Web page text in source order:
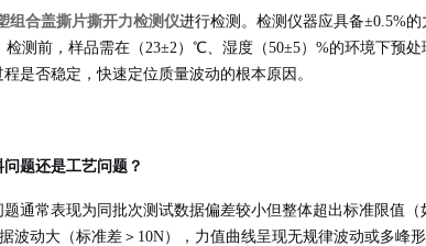
组合盖撕片撕开力检测仪进行检测。检测仪器应具备±0.5%的
测前，样品需在（23±2）℃、湿度（50±5）%的环境下预处
是否稳定，快速定位质量波动的根本原因 。
题还是工艺问题？
通常表现为同批次测试数据偏差较小但整体超出标准限值（
动大（标准差＞10N），力值曲线呈现无规律波动或多峰